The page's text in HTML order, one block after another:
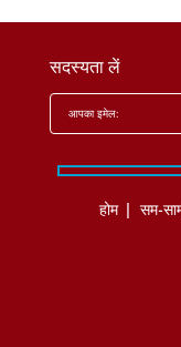
सदस्यता लें
होम सम-